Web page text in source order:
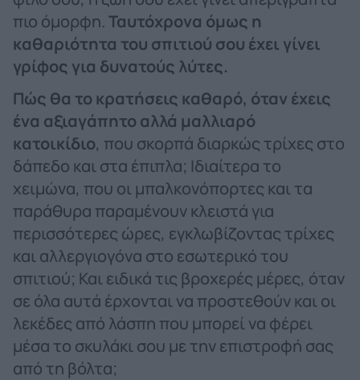
πιο όμορφη.Ταυτόχρονα όμως η
καθαριότητα του σπιτιού σου έχει γίνει
γρίφος για δυνατούς λύτες.
Πώς θα το κρατήσεις καθαρό, όταν έχεις
ένα αξιαγάπητο αλλά μαλλιαρό
κατοικίδιο, που σκορπά διαρκώς τρίχες στο
δάπεδο και στα έπιπλα; Ιδιαίτερα το
χειμώνα, που οι μπαλκονόπορτες και τα
παράθυρα παραμένουν κλειστά για
περισσότερες ώρες, εγκλωβίζοντας τρίχες
και αλλεργιογόνα στο εσωτερικό του
σπιτιού; Και ειδικά τις βροχερές μέρες, όταν
σε όλα αυτά έρχονται να προστεθούν και οι
λεκέδες από λάσπη που μπορεί να φέρει
μέσα το σκυλάκι σου με την επιστροφή σας
από τη βόλτα;